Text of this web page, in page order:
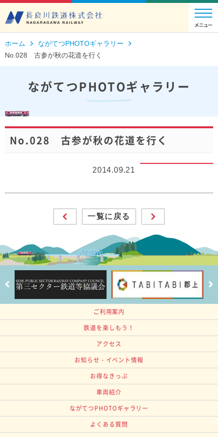
ホーム
ながてつPHOTOギャラリー
No.028 古参が秋の花道を行く
ながてつPHOTOギャラリー
No.028 古参が秋の花道を行く
2014.09.21
一覧に戻る
ご利用案内
鉄道を楽しもう！
アクセス
お知らせ・イベント情報
お得なきっぷ
車両紹介
ながてつPHOTOギャラリー
よくある質問